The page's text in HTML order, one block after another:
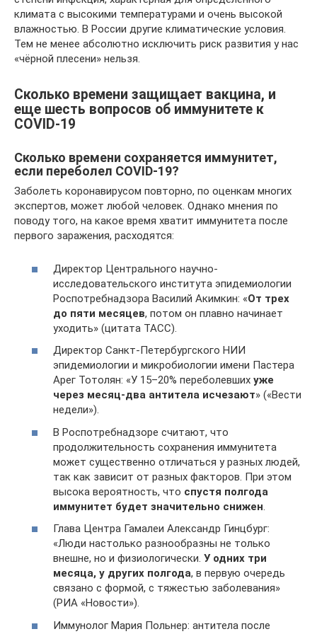
климата с высокими температурами и очень высокой
влажностью. В России другие климатические условия.
Тем не менее абсолютно исключить риск развития у нас
«чёрной плесени» нельзя.
Сколько времени защищает вакцина, и
еще шесть вопросов об иммунитете к
COVID-19
Сколько времени сохраняется иммунитет,
если переболел COVID-19?
Заболеть коронавирусом повторно, по оценкам многих
экспертов, может любой человек. Однако мнения по
поводу того, на какое время хватит иммунитета после
первого заражения, расходятся:
Директор Центрального научно-
исследовательского института эпидемиологии
Роспотребнадзора Василий Акимкин: «От трех
до пяти месяцев, потом он плавно начинает
уходить» (цитата ТАСС).
Директор Санкт-Петербургского НИИ
эпидемиологии и микробиологии имени Пастера
Арег Тотолян: «У 15–20% переболевших уже
через месяц-два антитела исчезают» («Вести
недели»).
В Роспотребнадзоре считают, что
продолжительность сохранения иммунитета
может существенно отличаться у разных людей,
так как зависит от разных факторов. При этом
высока вероятность, что спустя полгода
иммунитет будет значительно снижен.
Глава Центра Гамалеи Александр Гинцбург:
«Люди настолько разнообразны не только
внешне, но и физиологически. У одних три
месяца, у других полгода, в первую очередь
связано с формой, с тяжестью заболевания»
(РИА «Новости»).
Иммунолог Мария Польнер: антитела после